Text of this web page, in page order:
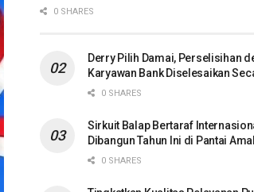
0 SHARES
Derry Pilih Damai, Perselisihan
Karyawan Bank Diselesaikan
0 SHARES
Sirkuit Balap Bertaraf
Dibangun Tahun Ini di Pantai Amal
0 SHARES